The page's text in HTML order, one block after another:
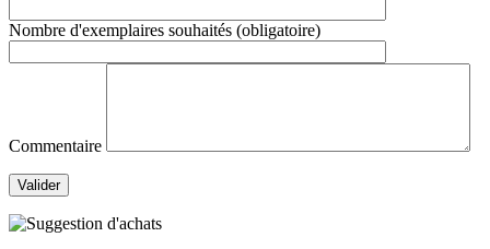
Nombre d'exemplaires souhaités (obligatoire)
Commentaire
Valider